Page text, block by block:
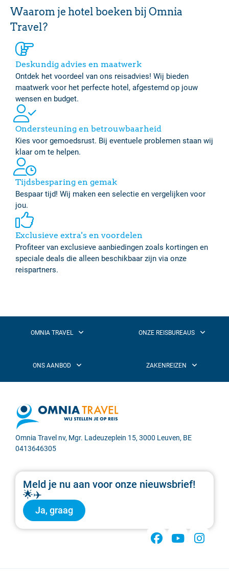
Waarom je hotel boeken bij Omnia
Travel?
Deskundig advies en maatwerk
Ontdek het voordeel van ons reisadvies! Wij bieden
maatwerk voor het perfecte hotel, afgestemd op jouw
wensen en budget.
Ondersteuning en betrouwbaarheid
Kies voor gemoedsrust. Bij eventuele problemen staan wij
klaar om te helpen.
Tijdsbesparing en gemak
Bespaar tijd! Wij maken een selectie en vergelijken voor
jou.
Exclusieve extra's en voordelen
Profiteer van exclusieve aanbiedingen zoals kortingen en
speciale deals die alleen beschikbaar zijn via onze
reispartners.
Omnia Travel nv, Mgr. Ladeuzeplein 15, 3000 Leuven, BE
0413646305
Meld je nu aan voor onze nieuwsbrief!
🌟✈️
Ja, graag